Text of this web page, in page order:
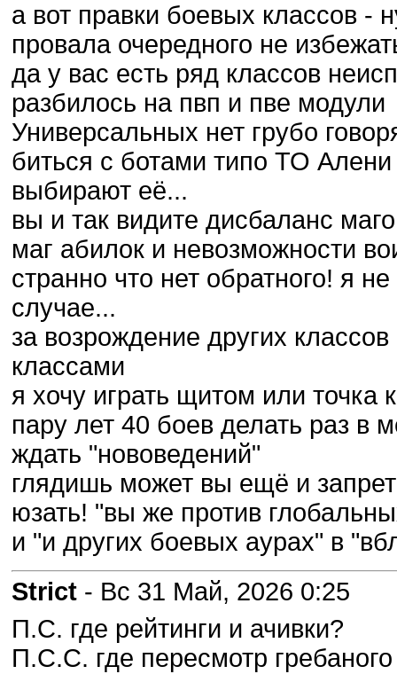
а вот правки боевых классов -
провала очередного не
да у вас есть ряд классов
разбилось на пвп и пве модули
Универсальных нет грубо
биться с ботами типо ТО
выбирают её...
вы и так видите дисбаланс
маг абилок и невозможности
странно что нет обратного! я
случае...
за возрождение других
классами
я хочу играть щитом или
пару лет 40 боев делать раз в
ждать "нововедений"
глядишь может вы ещё и
юзать! "вы же против
и "и других боевых аурах" в
Strict - Вс 31 Май, 2026 0:25
П.С. где рейтинги и ачивки?
П.С.С. где пересмотр